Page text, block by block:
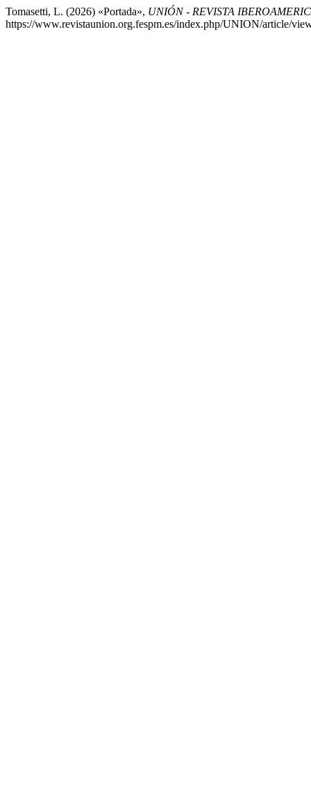
Tomasetti, L. (2026) «Portada», UNIÓN - REVISTA
https://www.revistaunion.org.fespm.es/index.php/UNION/article/